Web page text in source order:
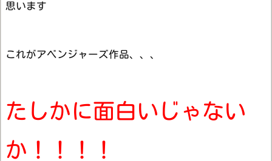
思います
これがアベンジャーズ作品、、、
たしかに面白いじゃない
か！！！！